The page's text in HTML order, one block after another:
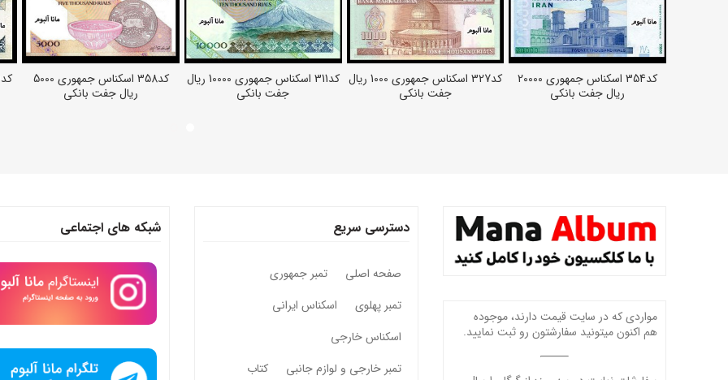
اطلاعات بیشتر
کد354 اسکناس جمهوری 20000
ریال جفت بانکی
افزودن به سبد خرید
کد327 اسکناس جمهوری 1000 ریال
جفت بانکی
افزودن به سبد خرید
کد311 اسکناس جمهوری 10000 ریال
جفت بانکی
افزودن به سبد خرید کد358 اسکناس جمهوری 5000
ریال جفت بانکی
مواردی که در سایت قیمت دارند، موجوده
هم اکنون میتونید سفارشتون رو ثبت نمایید.
دسترسی سریع
صفحه اصلی
تمبر جمهوری
تمبر پهلوی
اسکناس ایرانی
اسکناس خارجی
تمبر خارجی و لوازم جانبی
کتاب
شبکه های اجتماعی